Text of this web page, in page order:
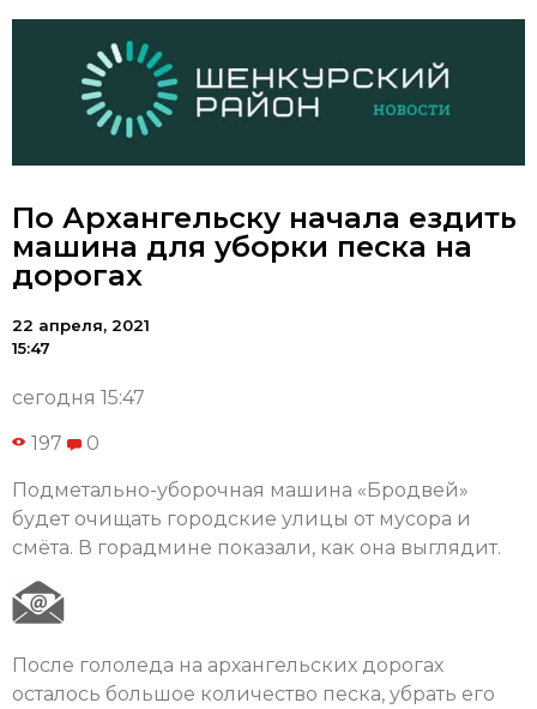
По Архангельску начала ездить
машина для уборки песка на
дорогах
22 апреля, 2021
15:47
сегодня 15:47
197 0
Подметально-уборочная машина «Бродвей»
будет очищать городские улицы от мусора и
смёта. В горадмине показали, как она выглядит.
После гололеда на архангельских дорогах
осталось большое количество песка, убрать его